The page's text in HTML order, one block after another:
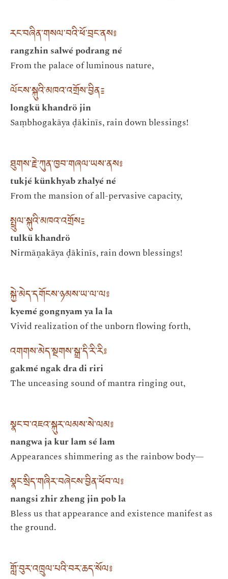
རང་བཞིན་གསལ་བའི་ཕོ་བྲང་ནས༔
rangzhin salwé podrang né
From the palace of luminous nature,
ལོངས་སྐུའི་མཁའ་འགྲོས་བྱིན༴
longkü khandrö jin
Saṃbhogakāya ḍākinīs, rain down blessings!
ཐུགས་རྗེ་ཀུན་ཁྱབ་གཞལ་ཡས་ནས༔
tukjé künkhyab zhalyé né
From the mansion of all-pervasive capacity,
སྤྲུལ་སྐུའི་མཁའ་འགྲོས༴
tulkü khandrö
Nirmāṇakāya ḍākinīs, rain down blessings!
སྐྱེ་མེད་དགོངས་ཉམས་ཡ་ལ་ལ༔
kyemé gongnyam ya la la
Vivid realization of the unborn flowing forth,
འགགས་མེད་སྔགས་སྒྲ་དི་རི་རི༔
gakmé ngak dra di riri
The unceasing sound of mantra ringing out,
སྣང་བ་འཇའ་སྐུར་ལམས་སེ་ལམ༔
nangwa ja kur lam sé lam
Appearances shimmering as the rainbow body—
སྣང་སྲིད་གཞིར་བཞེངས་བྱིན་ཕོབ་ལ༔
nangsi zhir zheng jin pob la
Bless us that appearance and existence manifest as
the ground.
གློ་བུར་འཁྲུལ་པའི་བར་ཆད་སོལ༔